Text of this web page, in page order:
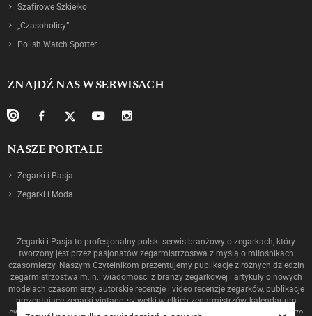
Szafirowe Szkiełko
„Czasoholicy”
Polish Watch Spotter
ZNAJDŹ NAS W SERWISACH
NASZE PORTALE
Zegarki i Pasja
Zegarki i Moda
Zegarki i Pasja to profesjonalny polski serwis branżowy o zegarkach, który
tworzony jest przez pasjonatów zegarmistrzostwa z myślą o miłośnikach
czasomierzy. Naszym Czytelnikom prezentujemy publikacje z różnych dziedzin
zegarmistrzostwa m.in.: wiadomości z branży zegarkowej i artykuły o nowych
modelach czasomierzy, autorskie recenzje i video recenzje zegarków, publikacje
prezentujące zegarki vintage, sylwetki wielkich zegarmistrzów, kalendarium
ewolucji mechanizmów oraz historię zegarmistrzostwa, a także ciekawostki ze